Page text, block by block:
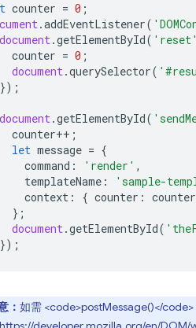
counter = 0 ;
.addEventListener(
document.getElementById( 'reset'
counter = 0 ;
document.querySelector(
});
document.getElementById(
counter++ ;
let message = {
command : 'render' ,
templateName : 'sample-
context : { counter : counter
};
document.getElementById(
});
： 如需 <code>postMessage()</